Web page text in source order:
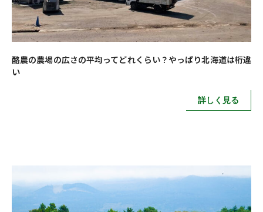
酪農の農場の広さの平均ってどれくらい？やっぱり北海道は桁違
い
詳しく見る